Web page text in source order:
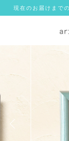
現在のお届けま